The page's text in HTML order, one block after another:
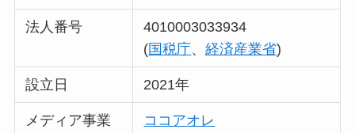
法人番号
4010003033934
(国税庁、経済産業省)
設立日 2021年
メディア事業
ココアオレ